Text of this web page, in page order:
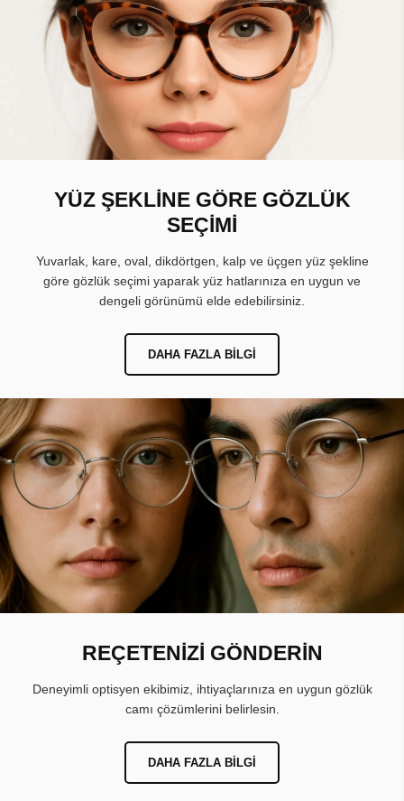
YÜZ ŞEKLİNE GÖRE GÖZLÜK
SEÇİMİ
Yuvarlak, kare, oval, dikdörtgen, kalp ve üçgen yüz şekline
göre gözlük seçimi yaparak yüz hatlarınıza en uygun ve
dengeli görünümü elde edebilirsiniz.
DAHA FAZLA BILGI
REÇETENİZİ GÖNDERİN
Deneyimli optisyen ekibimiz, ihtiyaçlarınıza en uygun gözlük
camı çözümlerini belirlesin.
DAHA FAZLA BILGI